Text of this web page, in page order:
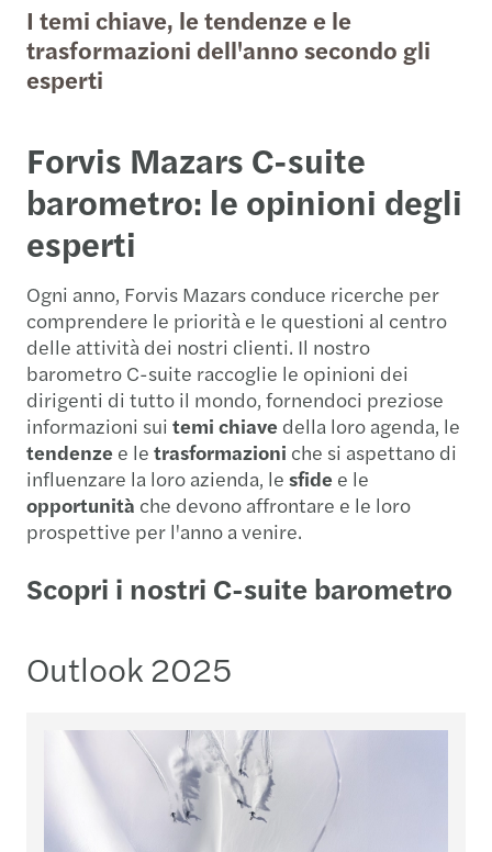
I temi chiave, le tendenze e le
trasformazioni dell'anno secondo gli
esperti
Forvis Mazars C-suite
barometro: le opinioni degli
esperti
Ogni anno, Forvis Mazars conduce ricerche per
comprendere le priorità e le questioni al centro
delle attività dei nostri clienti. Il nostro
barometro C-suite raccoglie le opinioni dei
dirigenti di tutto il mondo, fornendoci preziose
informazioni sui temi chiave della loro agenda, le
tendenze e le trasformazioni che si aspettano di
influenzare la loro azienda, le sfide e le
opportunità che devono affrontare e le loro
prospettive per l'anno a venire.
Scopri i nostri C-suite barometro
Outlook 2025